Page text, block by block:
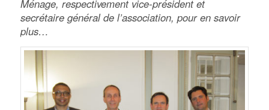
Ménage, respectivement vice-président et
secrétaire général de l’association, pour en savoir
plus…